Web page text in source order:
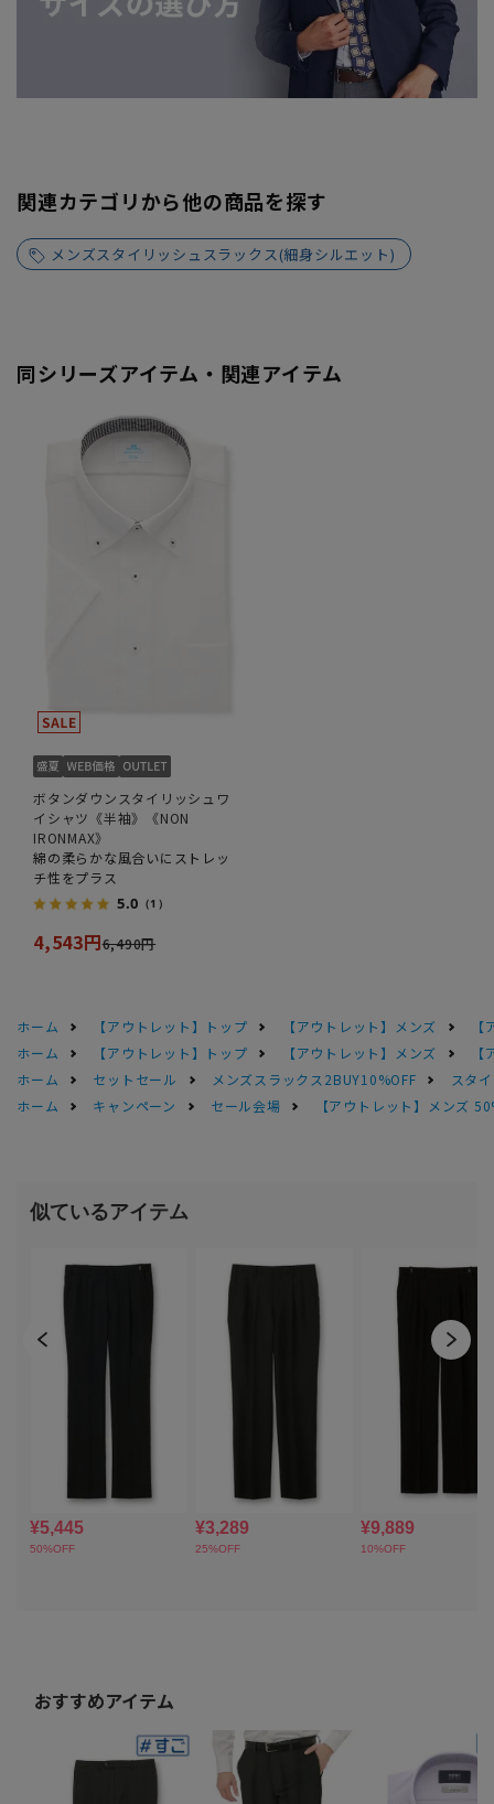
関連カテゴリから他の商品を探す
メンズスタイリッシュスラックス(細身シルエット)
同シリーズアイテム・関連アイテム
ボタンダウンスタイリッシュワ
イシャツ《半袖》《NON
IRONMAX》
綿の柔らかな風合いにストレッ
チ性をプラス
5.0 （1）
4,543円6,490円
ホーム 【アウトレット】トップ 【アウトレット】メンズ
ホーム
【アウトレット】トップ 【アウトレット】メンズ
ホーム
セットセール メンズスラックス2BUY10%OFF
スタ
ホーム
キャンペーン セール会場 【アウトレット】メンズ